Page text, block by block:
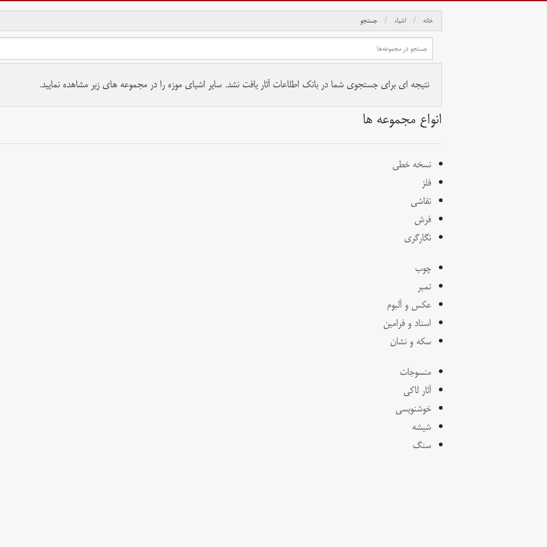
خانه اشیاء جستجو
نتیجه ای برای جستجوی شما در بانک اطلاعات آثار یافت نشد. سایر اشیای موزه را در مجموعه های زیر مشاهده نمایید.
انواع مجموعه ها
نسخه خطی
فلز
نقاشی
فرش
نگارگری
چوب
تمبر
عکس و آلبوم
اسناد و فرامین
سکه و نشان
منسوجات
آثار لاکی
خوشنویسی
شیشه
سنگ
تمام حقوق برای موسسه کتابخانه و موزه ملی ملک محفوظ است.